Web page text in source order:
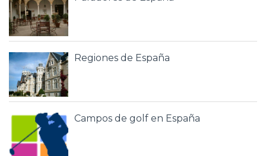
Regiones de España
Campos de golf en España